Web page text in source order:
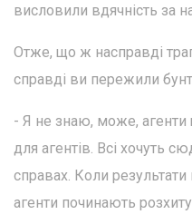
висловили вдячність за
Отже, що ж насправді
справді ви пережили
- Я не знаю, може, агенти
для агентів. Всі хочуть
справах. Коли результати
агенти починають